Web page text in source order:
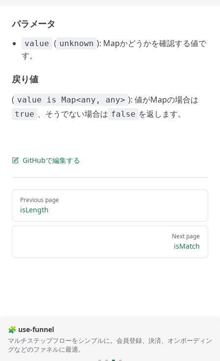
パラメータ
value ( unknown ): Mapかどうかを確認する値で
す。
戻り値
( value is Map<any, any> ): 値がMapの場合は
true 、そうでない場合は false を返します。
GitHubで編集する
Pager
Previous page
isLength
Next page
isMatch
🧩 use-funnel
マルチステップフローをシンプルに。会員登録、決済、オンボーディン
グなどのファネルに最適。